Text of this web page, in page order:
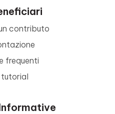
contributo
frequenti